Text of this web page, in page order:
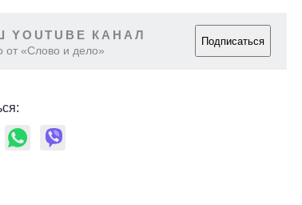
КАНАЛ
от «Слово и дело»
Подписаться
массированных
ударов по Украине